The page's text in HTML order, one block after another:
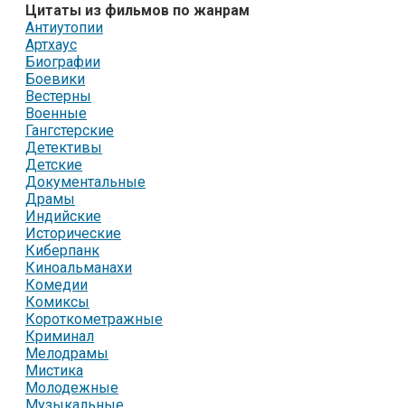
Цитаты из фильмов по жанрам
Антиутопии
Артхаус
Биографии
Боевики
Вестерны
Военные
Гангстерские
Детективы
Детские
Документальные
Драмы
Индийские
Исторические
Киберпанк
Киноальманахи
Комедии
Комиксы
Короткометражные
Криминал
Мелодрамы
Мистика
Молодежные